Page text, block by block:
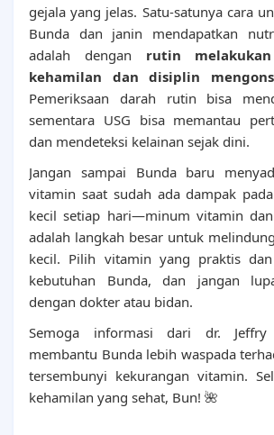
gejala yang jelas. Satu-satunya cara
Bunda dan janin mendapatkan
adalah dengan rutin
kehamilan dan disiplin
Pemeriksaan darah rutin bisa
sementara USG bisa memantau
dan mendeteksi kelainan sejak dini.
Jangan sampai Bunda baru
vitamin saat sudah ada dampak
kecil setiap hari—minum vitamin
adalah langkah besar untuk
kecil. Pilih vitamin yang praktis
kebutuhan Bunda, dan jangan
dengan dokter atau bidan.
Semoga informasi dari dr.
membantu Bunda lebih waspada
tersembunyi kekurangan vitamin.
kehamilan yang sehat, Bun! 🌺